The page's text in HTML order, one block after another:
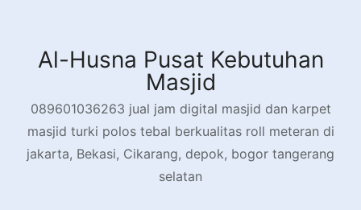
contentAl-Husna Pusat Kebutuhan
Masjid
089601036263 jual jam digital masjid dan karpet
masjid turki polos tebal berkualitas roll meteran di
jakarta, Bekasi, Cikarang, depok, bogor tangerang
selatan